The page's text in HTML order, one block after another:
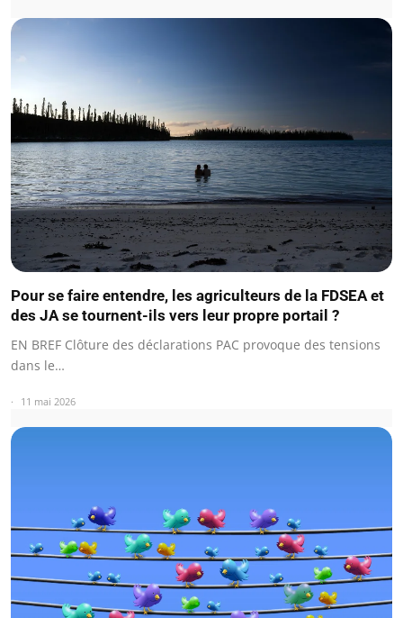
Pour se faire entendre, les agriculteurs de la FDSEA et
des JA se tournent-ils vers leur propre portail ?
EN BREF Clôture des déclarations PAC provoque des tensions
dans le…
11 mai 2026